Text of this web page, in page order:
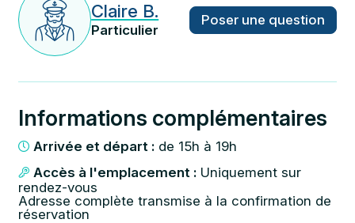
Claire B.
Particulier
Poser une question
Informations complémentaires
Arrivée et départ : de 15h à 19h
Accès à l'emplacement : Uniquement sur
rendez-vous
Adresse complète transmise à la confirmation de
réservation